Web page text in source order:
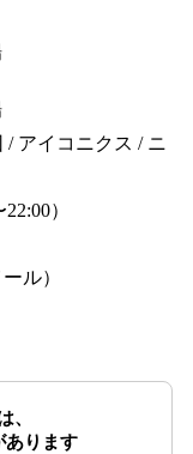
アイコニクス / ニ
）
ル）
、
あります